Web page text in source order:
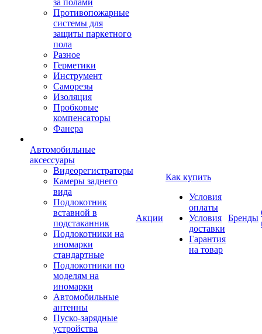
за полами
Противопожарные
системы для
защиты паркетного
пола
Разное
Герметики
Инструмент
Саморезы
Изоляция
Пробковые
компенсаторы
Фанера
Автомобильные
аксессуары
Видеорегистраторы
Камеры заднего
вида
Подлокотник
вставной в
подстаканник
Подлокотники на
иномарки
стандартные
Подлокотники по
моделям на
иномарки
Автомобильные
антенны
Пуско-зарядные
устройства
Акции
Как купить
Условия
оплаты
Условия
доставки
Гарантия
на товар
Бренды